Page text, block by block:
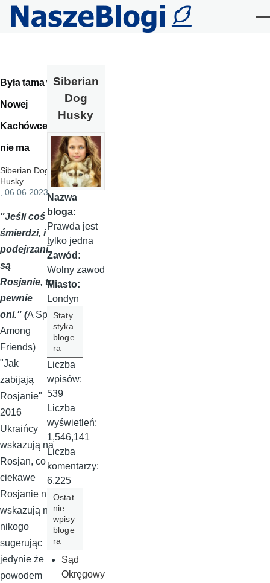
Przejdź do treści
Była tama w
Nowej
Kachówce i
nie ma
Siberian Dog
Husky
, 06.06.2023
"Jeśli coś
śmierdzi, i
podejrzani
są
Rosjanie, to
pewnie
oni." (A Spy
Among
Friends)
"Jak
zabijają
Rosjanie"
2016
Ukraińcy
wskazują na
Rosjan, co
ciekawe
Rosjanie nie
wskazują na
nikogo
sugerując
jedynie że
powodem
Siberian
Dog
Husky
Nazwa
bloga:
Prawda jest
tylko jedna
Zawód:
Wolny zawod
Miasto:
Londyn
Staty
styka
bloge
ra
Liczba
wpisów:
539
Liczba
wyświetleń:
1,546,141
Liczba
komentarzy:
6,225
Ostat
nie
wpisy
bloge
ra
Sąd
Okręgowy